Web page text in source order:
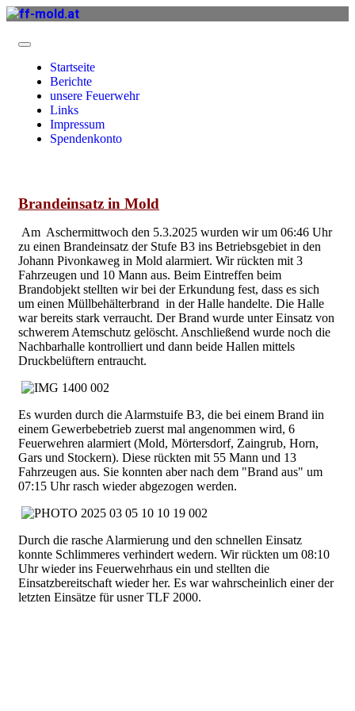
Startseite
Berichte
unsere Feuerwehr
Links
Impressum
Spendenkonto
Brandeinsatz in Mold
Am Aschermittwoch den 5.3.2025 wurden wir um 06:46 Uhr
zu einen Brandeinsatz der Stufe B3 ins Betriebsgebiet in den
Johann Pivonkaweg in Mold alarmiert. Wir rückten mit 3
Fahrzeugen und 10 Mann aus. Beim Eintreffen beim
Brandobjekt stellten wir bei der Erkundung fest, dass es sich
um einen Müllbehälterbrand in der Halle handelte. Die Halle
war bereits stark verraucht. Der Brand wurde unter Einsatz von
schwerem Atemschutz gelöscht. Anschließend wurde noch die
Nachbarhalle kontrolliert und dann beide Hallen mittels
Druckbelüftern entraucht.
Es wurden durch die Alarmstuife B3, die bei einem Brand iin
einem Gewerbebetrieb zuerst mal angenommen wird, 6
Feuerwehren alarmiert (Mold, Mörtersdorf, Zaingrub, Horn,
Gars und Stockern). Diese rückten mit 55 Mann und 13
Fahrzeugen aus. Sie konnten aber nach dem "Brand aus" um
07:15 Uhr rasch wieder abgezogen werden.
Durch die rasche Alarmierung und den schnellen Einsatz
konnte Schlimmeres verhindert wedern. Wir rückten um 08:10
Uhr wieder ins Feuerwehrhaus ein und stellten die
Einsatzbereitschaft wieder her. Es war wahrscheinlich einer der
letzten Einsätze für usner TLF 2000.